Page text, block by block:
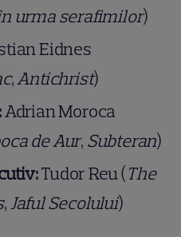
urma serafimilor)
Eidnes
,Antichrist)
Adrian Moroca
de Aur, Subteran)
Tudor Reu (The
,Jaful Secolului)